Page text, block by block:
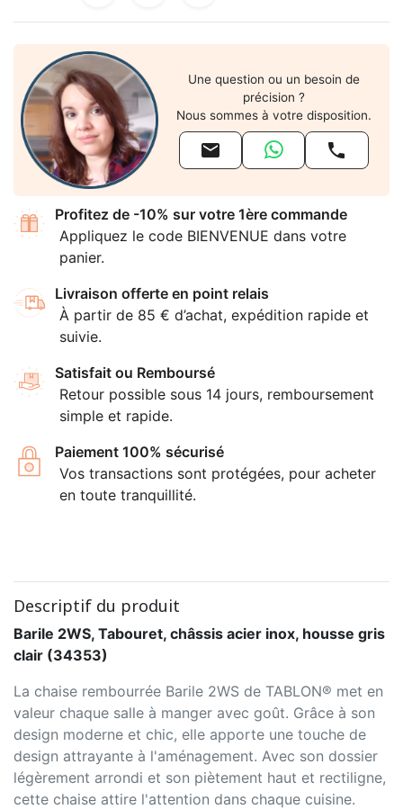
Une question ou un besoin de
précision ?
Nous sommes à votre disposition.
 
Profitez de -10% sur votre 1ère commande
Appliquez le code BIENVENUE dans votre
panier.
Livraison offerte en point relais
À partir de 85 € d’achat, expédition rapide et
suivie.
Satisfait ou Remboursé
Retour possible sous 14 jours, remboursement
simple et rapide.
Paiement 100% sécurisé
Vos transactions sont protégées, pour acheter
en toute tranquillité.
Descriptif du produit
Barile 2WS, Tabouret, châssis acier inox, housse gris
clair (34353)
La chaise rembourrée Barile 2WS de TABLON® met en
valeur chaque salle à manger avec goût. Grâce à son
design moderne et chic, elle apporte une touche de
design attrayante à l'aménagement. Avec son dossier
légèrement arrondi et son piètement haut et rectiligne,
cette chaise attire l'attention dans chaque cuisine.